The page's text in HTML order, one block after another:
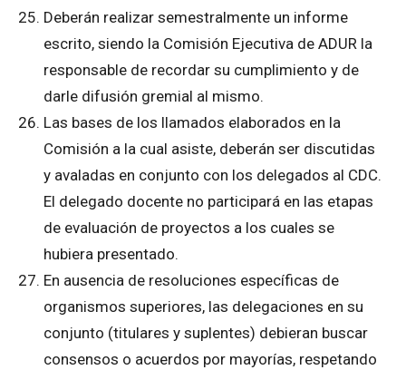
Deberán realizar semestralmente un informe
escrito, siendo la Comisión Ejecutiva de ADUR la
responsable de recordar su cumplimiento y de
darle difusión gremial al mismo.
Las bases de los llamados elaborados en la
Comisión a la cual asiste, deberán ser discutidas
y avaladas en conjunto con los delegados al CDC.
El delegado docente no participará en las etapas
de evaluación de proyectos a los cuales se
hubiera presentado.
En ausencia de resoluciones específicas de
organismos superiores, las delegaciones en su
conjunto (titulares y suplentes) debieran buscar
consensos o acuerdos por mayorías, respetando